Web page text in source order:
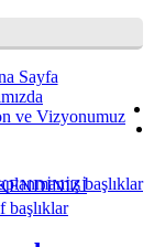
Sayfa
ve Vizyonumuz
başlıklar
başlıklar